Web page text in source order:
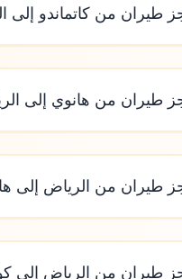
من كاتماندو إلى
من هانوي إلى الرياض
من الرياض إلى هانوي
من الرياض إلى